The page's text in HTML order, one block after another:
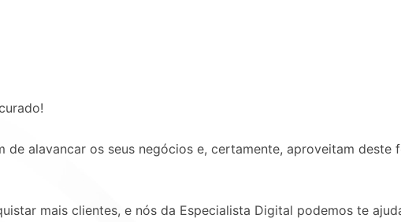
alavancar os seus negócios e, certamente, aproveitam deste
mais clientes, e nós da Especialista Digital podemos te